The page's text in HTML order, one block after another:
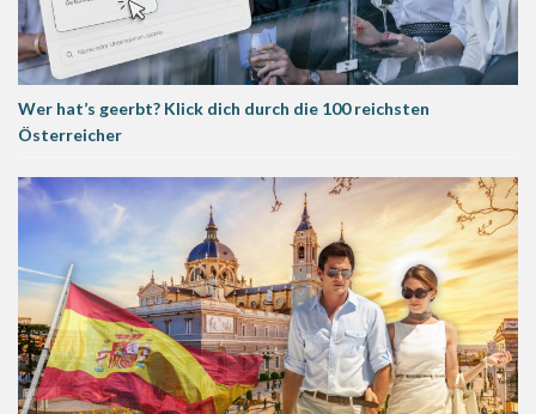
Wer hat’s geerbt? Klick dich durch die 100 reichsten
Österreicher